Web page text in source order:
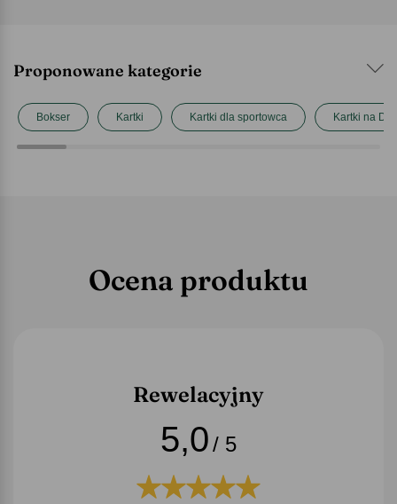
Proponowane kategorie
Bokser Kartki Kartki dla sportowca Kartki na
Ocena produktu
Rewelacyjny
5,0/ 5